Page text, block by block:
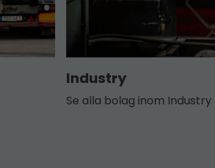
Industry
Se alla bolag inom Industry